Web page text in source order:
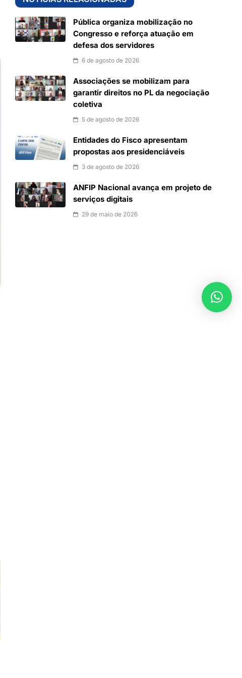
Pública organiza mobilização no
Congresso e reforça atuação em
defesa dos servidores
6 de agosto de 2026
Associações se mobilizam para
garantir direitos no PL da negociação
coletiva
5 de agosto de 2026
Entidades do Fisco apresentam
propostas aos presidenciáveis
3 de agosto de 2026
ANFIP Nacional avança em projeto de
serviços digitais
29 de maio de 2026